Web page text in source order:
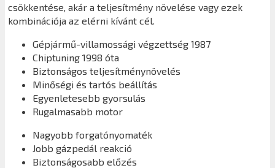
csökkentése, akár a teljesítmény növelése vagy ezek
kombinációja az elérni kívánt cél.
Gépjármű-villamossági végzettség 1987
Chiptuning 1998 óta
Biztonságos teljesítménynövelés
Minőségi és tartós beállítás
Egyenletesebb gyorsulás
Rugalmasabb motor
Nagyobb forgatónyomaték
Jobb gázpedál reakció
Biztonságosabb előzés